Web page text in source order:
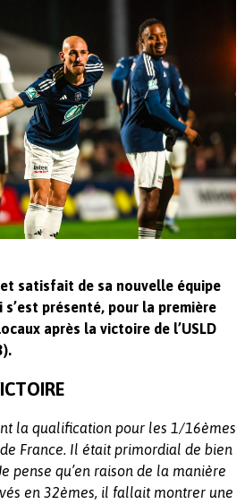
satisfait de sa nouvelle équipe
présenté, pour la première
après la victoire de l’USLD
la qualification pour les 1/16èmes
France. Il était primordial de bien
pense qu’en raison de la manière
en 32èmes, il fallait montrer une